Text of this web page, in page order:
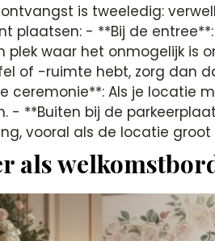
is tweeledig:
plaatsen: - **Bij de
waar het onmogelijk is
of -ruimte hebt, zorg dan
Als je locatie
**Buiten bij de
vooral als de locatie
als